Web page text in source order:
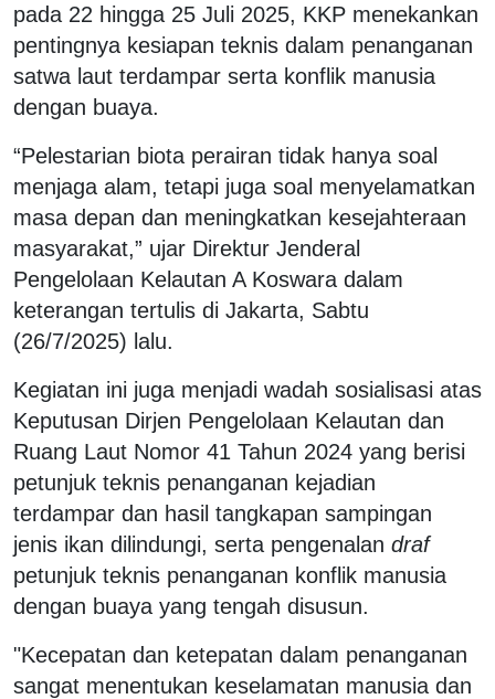
pada 22 hingga 25 Juli 2025, KKP menekankan
pentingnya kesiapan teknis dalam penanganan
satwa laut terdampar serta konflik manusia
dengan buaya.
“Pelestarian biota perairan tidak hanya soal
menjaga alam, tetapi juga soal menyelamatkan
masa depan dan meningkatkan kesejahteraan
masyarakat,” ujar Direktur Jenderal
Pengelolaan Kelautan A Koswara dalam
keterangan tertulis di Jakarta, Sabtu
(26/7/2025) lalu.
Kegiatan ini juga menjadi wadah sosialisasi atas
Keputusan Dirjen Pengelolaan Kelautan dan
Ruang Laut Nomor 41 Tahun 2024 yang berisi
petunjuk teknis penanganan kejadian
terdampar dan hasil tangkapan sampingan
jenis ikan dilindungi, serta pengenalan draf
petunjuk teknis penanganan konflik manusia
dengan buaya yang tengah disusun.
"Kecepatan dan ketepatan dalam penanganan
sangat menentukan keselamatan manusia dan